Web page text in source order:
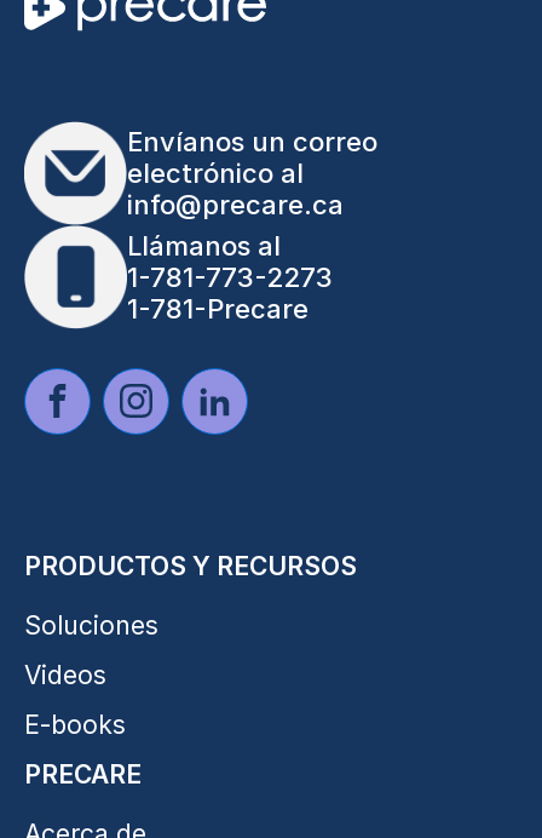
Envíanos un correo
electrónico al
info@precare.ca
Llámanos al
1-781-773-2273
1-781-Precare
PRODUCTOS Y RECURSOS
Soluciones
Videos
E-books
PRECARE